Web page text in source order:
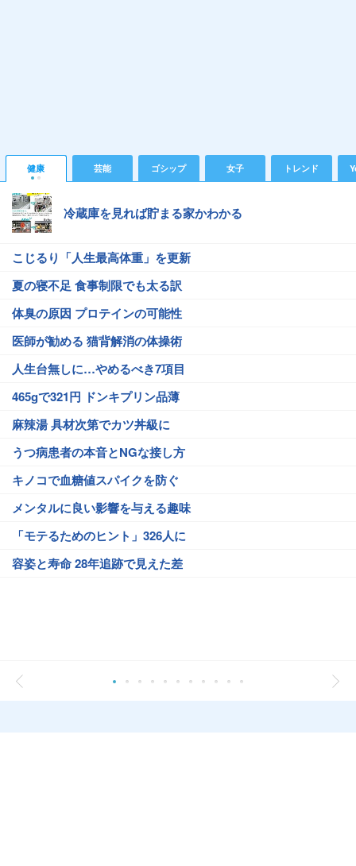
健康 芸能 ゴシップ 女子 トレンド
冷蔵庫を見れば貯まる家かわかる
こじるり「人生最高体重」を更新
夏の寝不足 食事制限でも太る訳
体臭の原因 プロテインの可能性
医師が勧める 猫背解消の体操術
人生台無しに…やめるべき7項目
465gで321円 ドンキプリン品薄
麻辣湯 具材次第でカツ丼級に
うつ病患者の本音とNGな接し方
キノコで血糖値スパイクを防ぐ
メンタルに良い影響を与える趣味
「モテるためのヒント」326人に
容姿と寿命 28年追跡で見えた差